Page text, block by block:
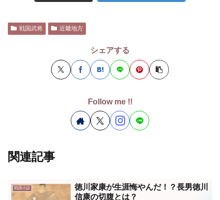
戦国武将 近畿地方
シェアする
Follow me !!
関連記事
戦国小話
徳川家康が生涯悔やんだ！？長男徳川
信康の切腹とは？